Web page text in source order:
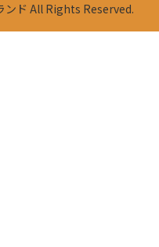
ド All Rights Reserved.